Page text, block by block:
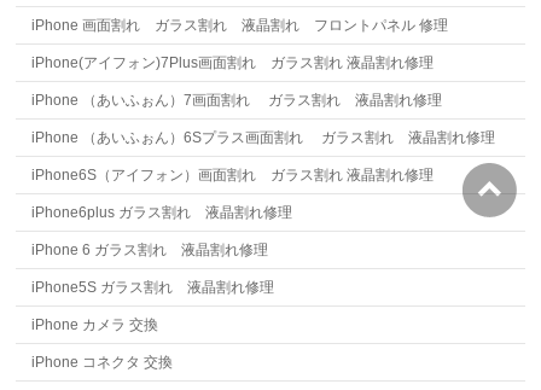
iPhone 画面割れ ガラス割れ 液晶割れ フロントパネル 修理
iPhone(アイフォン)7Plus画面割れ ガラス割れ 液晶割れ修理
iPhone （あいふぉん）7画面割れ ガラス割れ 液晶割れ修理
iPhone （あいふぉん）6Sプラス画面割れ ガラス割れ 液晶割れ修理
iPhone6S（アイフォン）画面割れ ガラス割れ 液晶割れ修理
iPhone6plus ガラス割れ 液晶割れ修理
iPhone 6 ガラス割れ 液晶割れ修理
iPhone5S ガラス割れ 液晶割れ修理
iPhone カメラ 交換
iPhone コネクタ 交換